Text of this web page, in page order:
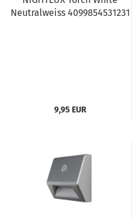
Neutralweiss 4099854531231
9,95 EUR